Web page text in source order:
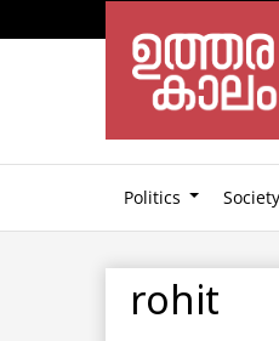
Politics Society
rohit